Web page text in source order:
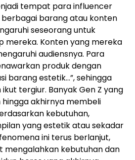
tempat para influencer
barang atau konten
seseorang untuk
mereka. Konten yang mereka
audiensnya. Para
produk dengan
barang estetik…”, sehingga
tergiur. Banyak Gen Z yang
akhirnya membeli
kebutuhan,
yang estetik atau sekadar
ini terus berlanjut,
mengalahkan kebutuhan dan